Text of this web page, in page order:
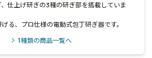
仕上げ研ぎの3種の研ぎ部を搭載していま
る、プロ仕様の電動式包丁研ぎ器です。
1種類の商品一覧へ